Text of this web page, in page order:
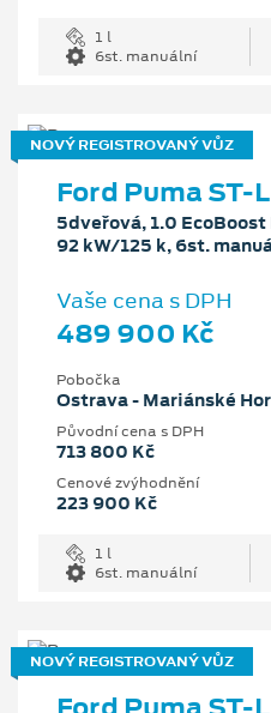
1 l
6st. manuální
NOVÝ REGISTROVANÝ VŮZ
Ford Puma ST-
5dveřová, 1.0
92 kW/125 k, 6st.
Vaše cena s DPH
489 900 Kč
Pobočka
Ostrava - Mariánské
Původní cena s DPH
713 800 Kč
Cenové zvýhodnění
223 900 Kč
1 l
6st. manuální
NOVÝ REGISTROVANÝ VŮZ